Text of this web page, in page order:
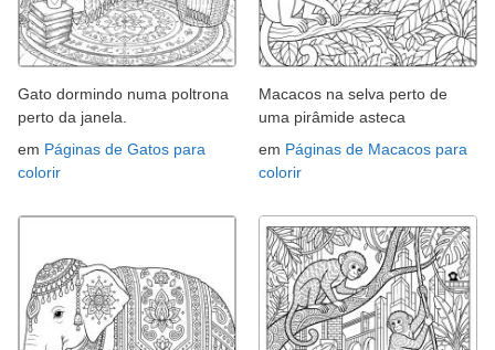
Gato dormindo numa poltrona
perto da janela.
em Páginas de Gatos para
colorir
Macacos na selva perto de
uma pirâmide asteca
em Páginas de Macacos para
colorir